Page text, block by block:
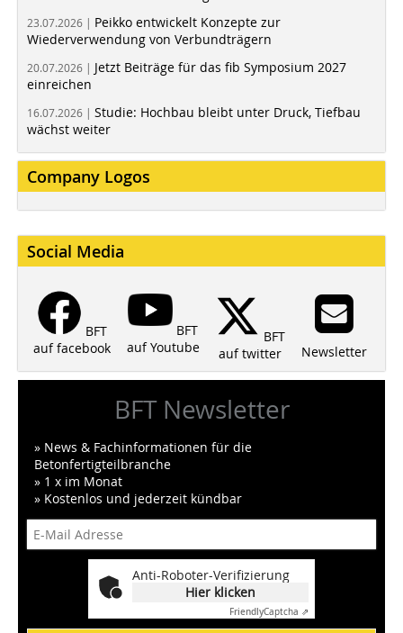
23.07.2026 | Peikko entwickelt Konzepte zur
Wiederverwendung von Verbundträgern
20.07.2026 | Jetzt Beiträge für das fib Symposium 2027
einreichen
16.07.2026 | Studie: Hochbau bleibt unter Druck, Tiefbau
wächst weiter
Company Logos
Social Media
BFT
auf facebook
BFT
auf Youtube
BFT
auf twitter
Newsletter
BFT Newsletter
» News & Fachinformationen für die
Betonfertigteilbranche
» 1 x im Monat
» Kostenlos und jederzeit kündbar
Anti-Roboter-Verifizierung
Hier klicken
FriendlyCaptcha ⇗